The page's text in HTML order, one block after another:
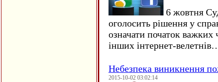
6 жовтня
оголосить рішення у
означати початок важких
інших інтернет-
Небезпека виникнення
2015-10-02 03:02:14